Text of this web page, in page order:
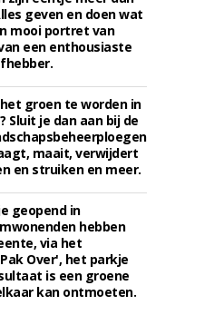
geven en doen wat
mooi portret van
een enthousiaste
groen te worden in
Sluit je dan aan bij de
maait, verwijdert
en struiken en meer.
geopend in
hebben
via het
Over', het parkje
is een groene
kan ontmoeten.